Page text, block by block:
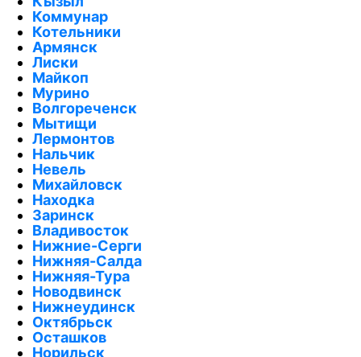
Коммунар
Котельники
Армянск
Лиски
Майкоп
Мурино
Волгореченск
Мытищи
Лермонтов
Нальчик
Невель
Михайловск
Находка
Заринск
Владивосток
Нижние-Серги
Нижняя-Салда
Нижняя-Тура
Новодвинск
Нижнеудинск
Октябрьск
Осташков
Норильск